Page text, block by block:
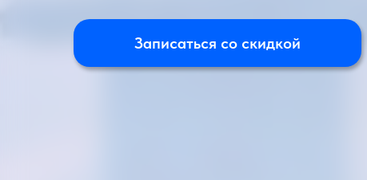
Записаться со скидкой